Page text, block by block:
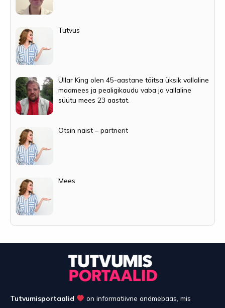
Tutvus
Üllar King olen 45-aastane täitsa üksik vallaline
maamees ja pealigikaudu vaba ja vallaline
süütu mees 23 aastat.
Otsin naist – partnerit
Mees
Tutvumisportaalid
on informatiivne andmebaas, mis